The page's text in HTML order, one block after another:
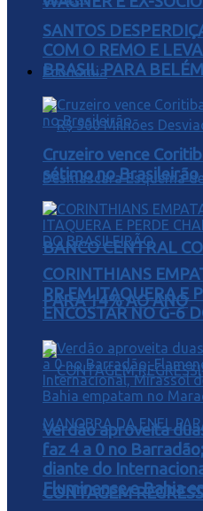
Economia
BANCO CENTRAL
PARA 14% AO ANO
CONTAGEM
SANTOS
COM O REMO E
BRASIL PARA BELÉM
Cruzeiro vence
sétimo no Brasileirão
CORINTHIANS
PR EM ITAQUERA E
ENCOSTAR NO G-6
Verdão aproveita
faz 4 a 0 no
diante do
Fluminense e Bahia